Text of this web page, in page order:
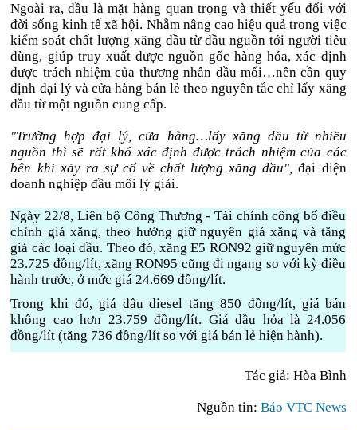
Ngoài ra, dầu là mặt hàng quan trọng và thiết yếu đối với
đời sống kinh tế xã hội. Nhằm nâng cao hiệu quả trong việc
kiểm soát chất lượng xăng dầu từ đầu nguồn tới người tiêu
dùng, giúp truy xuất được nguồn gốc hàng hóa, xác định
được trách nhiệm của thương nhân đầu mối…nên cần quy
định đại lý và cửa hàng bán lẻ theo nguyên tắc chỉ lấy xăng
dầu từ một nguồn cung cấp.
"Trường hợp đại lý, cửa hàng…lấy xăng dầu từ nhiều
nguồn thì sẽ rất khó xác định được trách nhiệm của các
bên khi xảy ra sự cố về chất lượng xăng dầu", đại diện
doanh nghiệp đầu mối lý giải.
Ngày 22/8, Liên bộ Công Thương - Tài chính công bố điều
chỉnh giá xăng, theo hướng giữ nguyên giá xăng và tăng
giá các loại dầu. Theo đó, xăng E5 RON92 giữ nguyên mức
23.725 đồng/lít, xăng RON95 cũng đi ngang so với kỳ điều
hành trước, ở mức giá 24.669 đồng/lít.
Trong khi đó, giá dầu diesel tăng 850 đồng/lít, giá bán
không cao hơn 23.759 đồng/lít. Giá dầu hỏa là 24.056
đồng/lít (tăng 736 đồng/lít so với giá bán lẻ hiện hành).
Tác giả: Hòa Bình
Nguồn tin: Báo VTC News